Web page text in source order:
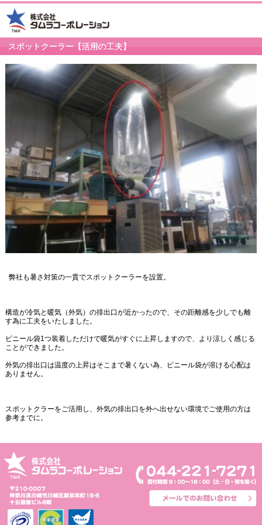
スポットクーラー【活用の工夫】
弊社も暑さ対策の一貫でスポットクーラーを設置。
構造が冷気と暖気（外気）の排出口が近かったので、その距離感を少しでも離
す為に工夫をいたしました。
ビニール袋1つ装着しただけで暖気がすぐに上昇しますので、より涼しく感じる
ことができました。
外気の排出口は温度の上昇はそこまで暑くない為、ビニール袋が溶ける心配は
ありません。
スポットクラーをご活用し、外気の排出口を外へ出せない環境でご使用の方は
参考までに。